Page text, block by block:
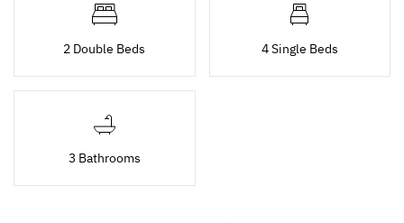
2 Double Beds 4 Single Beds
3 Bathrooms